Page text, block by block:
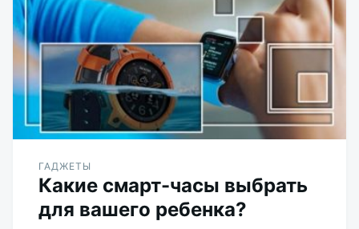
ГАДЖЕТЫ
Какие смарт-часы выбрать
для вашего ребенка?